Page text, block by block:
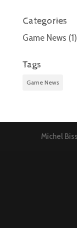
Categories
Game News (1)
Tags
Game News
Michel